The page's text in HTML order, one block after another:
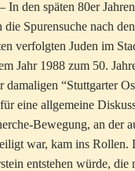
den späten 80er
die Spurensuche nach
verfolgten Juden im
Jahr 1988 zum 50.
damaligen “Stuttgarter
eine allgemeine
Bewegung, an der
war, kam ins Rollen.
entstehen würde, die